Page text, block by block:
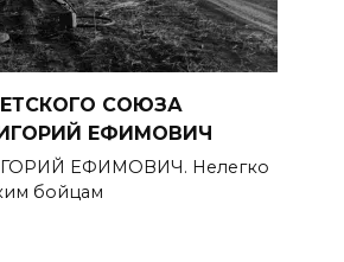
СОЮЗА
ЕФИМОВИЧ
ЕФИМОВИЧ. Нелегко
бойцам